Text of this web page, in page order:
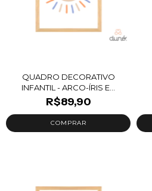
QUADRO DECORATIVO
INFANTIL - ARCO-ÍRIS E...
R$89,90